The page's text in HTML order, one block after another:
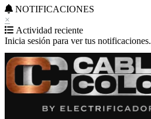
NOTIFICACIONES
×
Actividad reciente
Inicia sesión para ver tus notificaciones.